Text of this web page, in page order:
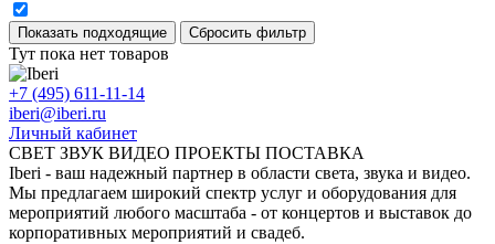
Тут пока нет товаров
+7 (495) 611-11-14
iberi@iberi.ru
Личный кабинет
СВЕТ ЗВУК ВИДЕО ПРОЕКТЫ ПОСТАВКА
Iberi - ваш надежный партнер в области света, звука и видео.
Мы предлагаем широкий спектр услуг и оборудования для
мероприятий любого масштаба - от концертов и выставок до
корпоративных мероприятий и свадеб.